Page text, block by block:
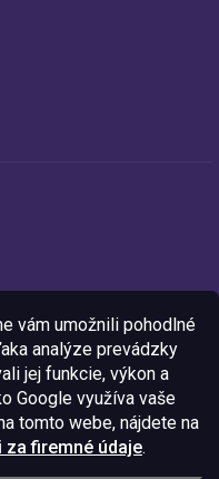
vám umožnili pohodlné
analýze prevádzky
jej funkcie, výkon a
Google využíva vaše
tomto webe, nájdete na
firemné údaje.
bezpečne a bez obáv.
HTTPS sú vaše citlivé